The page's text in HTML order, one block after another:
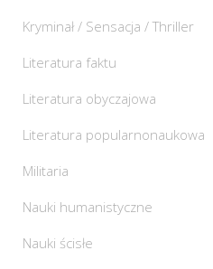
Kryminał / Sensacja / Thriller
Literatura faktu
Literatura obyczajowa
Literatura popularnonaukowa
Militaria
Nauki humanistyczne
Nauki ścisłe